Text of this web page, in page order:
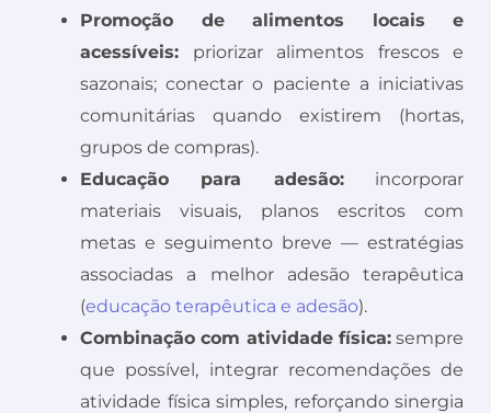
Promoção de alimentos locais e
acessíveis: priorizar alimentos frescos e
sazonais; conectar o paciente a iniciativas
comunitárias quando existirem (hortas,
grupos de compras).
Educação para adesão:incorporar
materiais visuais, planos escritos com
metas e seguimento breve — estratégias
associadas a melhor adesão terapêutica
(educação terapêutica e adesão).
Combinação com atividade física:sempre
que possível, integrar recomendações de
atividade física simples, reforçando sinergia